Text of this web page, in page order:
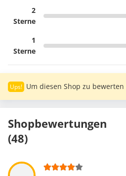
2
Sterne
1
Sterne
Um diesen Shop zu bewerten
Shopbewertungen
(48)